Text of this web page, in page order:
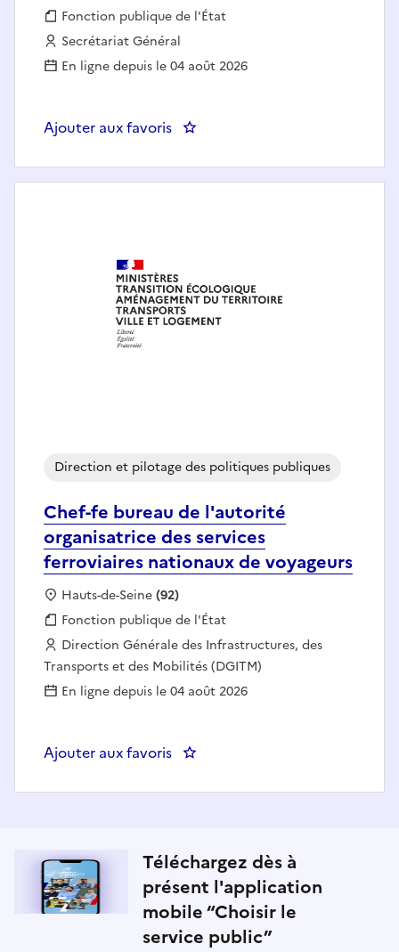
Fonction publique :
Fonction publique de l'État
Employeur :
Secrétariat Général
En ligne depuis le 04 août 2026
Ajouter aux favoris : Adjoint(e) au Chef(fe) du
Chef-fe bureau de l'autorité
organisatrice des services
ferroviaires nationaux de voyageurs
Direction et pilotage des politiques publiques
Localisation :
Hauts-de-Seine(92)
Fonction publique :
Fonction publique de l'État
Employeur :
Direction Générale des Infrastructures, des
Transports et des Mobilités (DGITM)
En ligne depuis le 04 août 2026
Ajouter aux favoris : Chef-fe bureau de l'autorité
Téléchargez dès à
présent l'application
mobile “Choisir le
service public”